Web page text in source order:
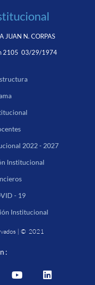
JUAN N. CORPAS
2105 03/29/1974
2022 - 2027
Institucional
- 19
Institucional
| © 2021
: